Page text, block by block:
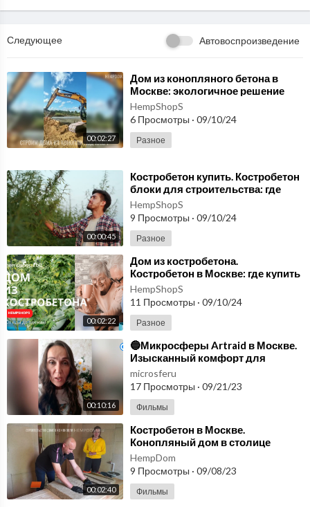
Следующее Автовоспроизведение
00:02:27
⁣Дом из конопляного бетона в
Москве: экологичное решение
для городского жилья, магазин
конопли.
HempShopS
6 Просмотры · 09/10/24
Разное
00:00:45
⁣Костробетон купить. Костробетон
блоки для строительства: где
купить в Москве
HempShopS
9 Просмотры · 09/10/24
Разное
00:02:22
⁣Дом из костробетона.
Костробетон в Москве: где купить
по выгодной цене для
строительства дома.
HempShopS
11 Просмотры · 09/10/24
Разное
00:10:16
⁣🔵Микросферы Artraid в Москве.
Изысканный комфорт для
здоровья🔵
microsferu
17 Просмотры · 09/21/23
Фильмы
00:02:40
⁣Костробетон в Москве.
Конопляный дом в столице
экология и комфорт в одном
пакете!
HempDom
9 Просмотры · 09/08/23
Фильмы